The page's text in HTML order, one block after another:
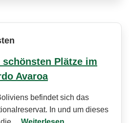
schönsten Plätze im
Avaroa
befindet sich das
In und um dieses